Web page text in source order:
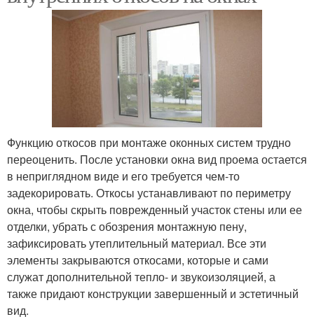
Функцию откосов при монтаже оконных систем трудно
переоценить. После установки окна вид проема остается
в неприглядном виде и его требуется чем-то
задекорировать. Откосы устанавливают по периметру
окна, чтобы скрыть поврежденный участок стены или ее
отделки, убрать с обозрения монтажную пену,
зафиксировать утеплительный материал. Все эти
элементы закрываются откосами, которые и сами
служат дополнительной тепло- и звукоизоляцией, а
также придают конструкции завершенный и эстетичный
вид.